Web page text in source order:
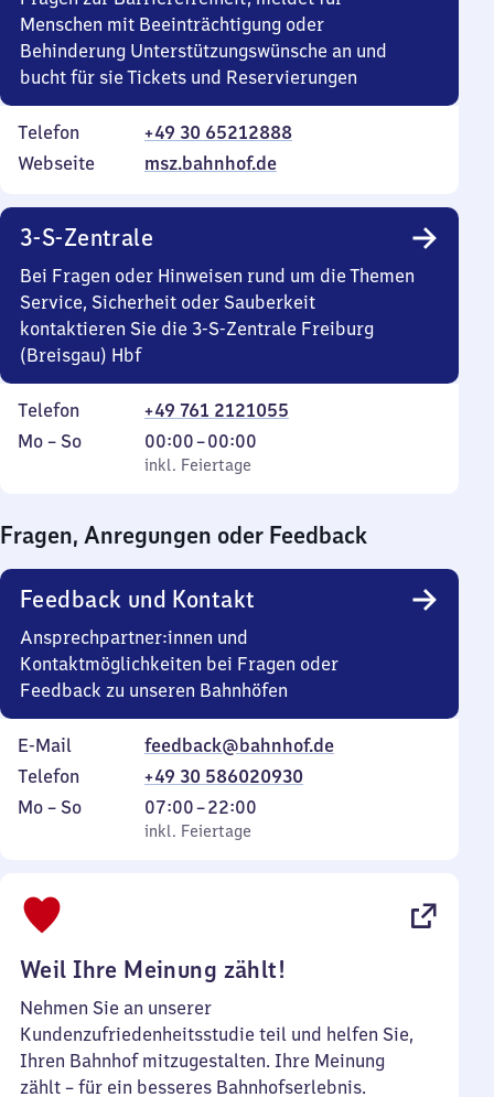
Menschen mit Beeinträchtigung oder
Behinderung Unterstützungswünsche an und
bucht für sie Tickets und Reservierungen
Telefon
+49 30 65212888
Webseite
msz.bahnhof.de
3-S-Zentrale
Bei Fragen oder Hinweisen rund um die Themen
Service, Sicherheit oder Sauberkeit
kontaktieren Sie die 3-S-Zentrale Freiburg
(Breisgau) Hbf
Telefon
+49 761 2121055
Montag
Mo – So,
inkl. Feiertage
00:00–00:00
Von
0
0
Uhr
inkl. Feiertage
Fragen, Anregungen oder Feedback
Feedback und Kontakt
Ansprechpartner:innen und
Kontaktmöglichkeiten bei Fragen oder
Feedback zu unseren Bahnhöfen
E-Mail
feedback@bahnhof.de
Telefon
+49 30 586020930
Montag
Mo – So,
inkl. Feiertage
07:00–22:00
Von
7
inkl. Feiertage
Weil Ihre Meinung zählt!
Nehmen Sie an unserer
Kundenzufriedenheitsstudie teil und helfen Sie,
Ihren Bahnhof mitzugestalten. Ihre Meinung
zählt – für ein besseres Bahnhofserlebnis.